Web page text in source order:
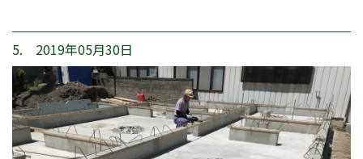
5. 2019年05月30日